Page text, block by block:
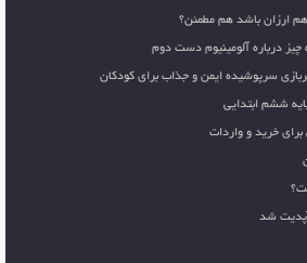
ارزان باشد هم مطمئن؟
درباره آلومینیوم دست دوم
سرپوشیده ایمن و جذاب برای کودکان
ششم ابتدایی
خرید و واردات
شد